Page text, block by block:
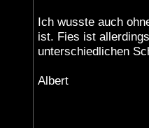
Ich wusste auch
ist. Fies ist
unterschiedlichen
Albert